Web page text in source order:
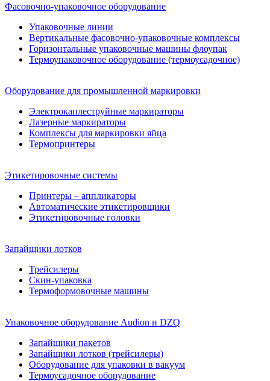
Фасовочно-упаковочное оборудование
Упаковочные линии
Вертикальные фасовочно-упаковочные комплексы
Горизонтальные упаковочные машины флоупак
Термоупаковочное оборудование (термоусадочное)
Оборудование для промышленной маркировки
Электрокаплеструйные маркираторы
Лазерные маркираторы
Комплексы для маркировки яйца
Термопринтеры
Этикетировочные системы
Принтеры – аппликаторы
Автоматические этикетировщики
Этикетировочные головки
Запайщики лотков
Трейсилеры
Скин-упаковка
Термоформовочные машины
Упаковочное оборудование Audion и DZQ
Запайщики пакетов
Запайщики лотков (трейсилеры)
Оборудование для упаковки в вакуум
Термоусадочное оборудование